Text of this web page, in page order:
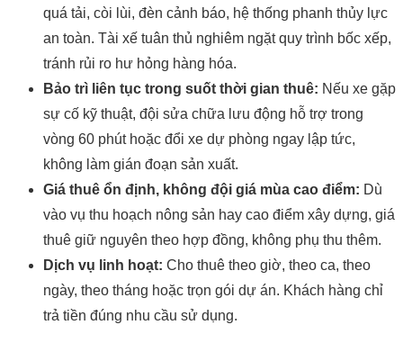
quá tải, còi lùi, đèn cảnh báo, hệ thống phanh thủy lực
an toàn. Tài xế tuân thủ nghiêm ngặt quy trình bốc xếp,
tránh rủi ro hư hỏng hàng hóa.
Bảo trì liên tục trong suốt thời gian thuê: Nếu xe gặp
sự cố kỹ thuật, đội sửa chữa lưu động hỗ trợ trong
vòng 60 phút hoặc đổi xe dự phòng ngay lập tức,
không làm gián đoạn sản xuất.
Giá thuê ổn định, không đội giá mùa cao điểm: Dù
vào vụ thu hoạch nông sản hay cao điểm xây dựng, giá
thuê giữ nguyên theo hợp đồng, không phụ thu thêm.
Dịch vụ linh hoạt: Cho thuê theo giờ, theo ca, theo
ngày, theo tháng hoặc trọn gói dự án. Khách hàng chỉ
trả tiền đúng nhu cầu sử dụng.